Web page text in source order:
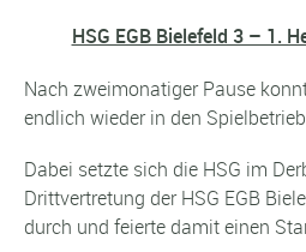
HSG EGB Bielefeld 3 – 1.
Nach zweimonatiger Pause
endlich wieder in den
Dabei setzte sich die HSG im
Drittvertretung der HSG EGB
durch und feierte damit einen